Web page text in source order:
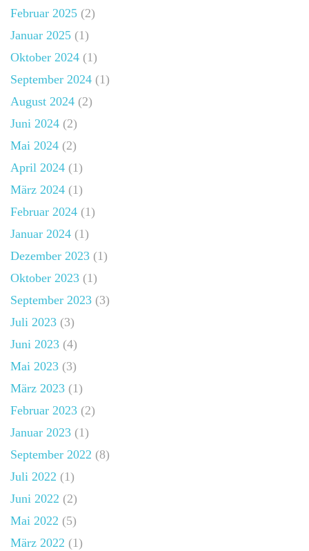
Februar 2025 (2)
Januar 2025 (1)
Oktober 2024 (1)
September 2024 (1)
August 2024 (2)
Juni 2024 (2)
Mai 2024 (2)
April 2024 (1)
März 2024 (1)
Februar 2024 (1)
Januar 2024 (1)
Dezember 2023 (1)
Oktober 2023 (1)
September 2023 (3)
Juli 2023 (3)
Juni 2023 (4)
Mai 2023 (3)
März 2023 (1)
Februar 2023 (2)
Januar 2023 (1)
September 2022 (8)
Juli 2022 (1)
Juni 2022 (2)
Mai 2022 (5)
März 2022 (1)